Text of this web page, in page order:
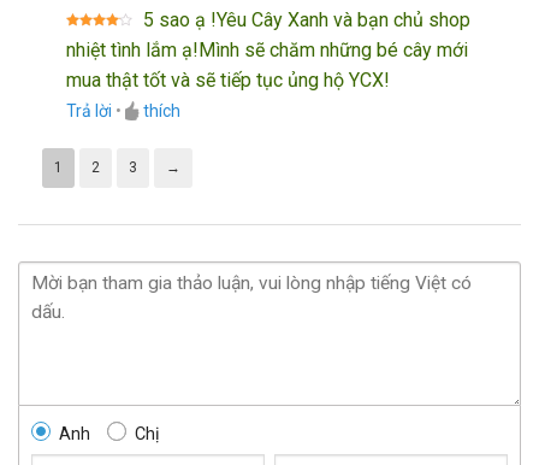
xếp
5 sao
5 sao ạ !Yêu Cây Xanh và bạn chủ shop
nhiệt tình lắm ạ!Mình sẽ chăm những bé cây mới
mua thật tốt và sẽ tiếp tục ủng hộ YCX!
Trả lời • thích
1 2 3 →
Anh Chị